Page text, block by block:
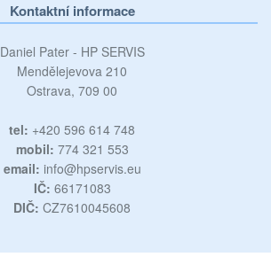
Kontaktní informace
Daniel Pater - HP SERVIS
Mendělejevova 210
Ostrava, 709 00
tel: +420 596 614 748
mobil: 774 321 553
email: info@hpservis.eu
IČ: 66171083
DIČ: CZ7610045608